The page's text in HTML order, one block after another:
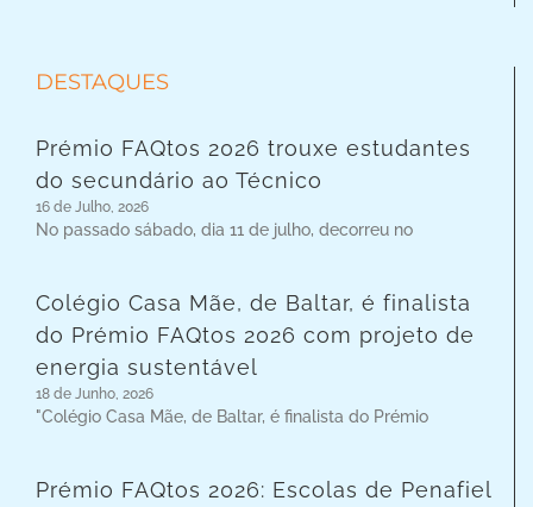
DESTAQUES
Prémio FAQtos 2026 trouxe estudantes
do secundário ao Técnico
16 de Julho, 2026
No passado sábado, dia 11 de julho, decorreu no
Colégio Casa Mãe, de Baltar, é finalista
do Prémio FAQtos 2026 com projeto de
energia sustentável
18 de Junho, 2026
"Colégio Casa Mãe, de Baltar, é finalista do Prémio
Prémio FAQtos 2026: Escolas de Penafiel